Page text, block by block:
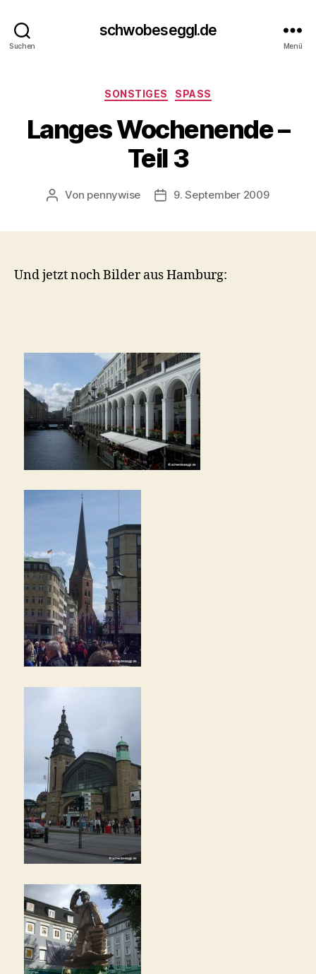
Suchen
schwobeseggl.de
Menü
Kategorien
SONSTIGES SPASS
Langes Wochenende –
Teil 3
Beitragsautor
Von pennywise Veröffentlichungsdatum
9. September 2009
Und jetzt noch Bilder aus Hamburg: